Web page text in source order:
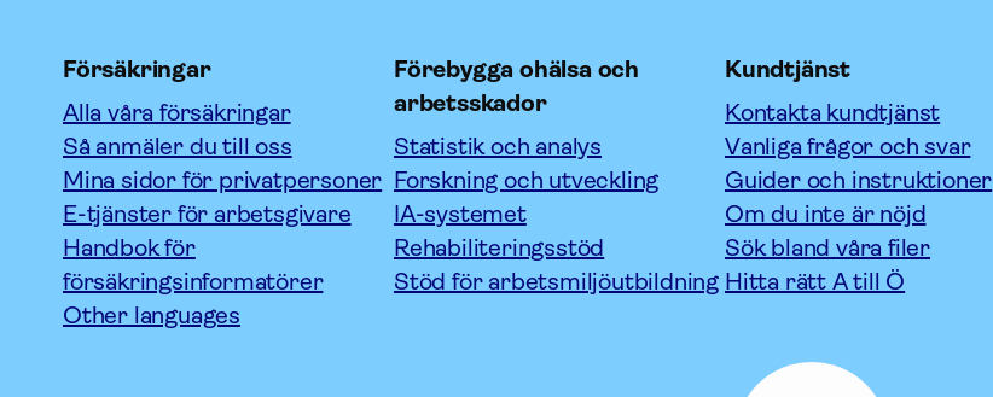
Försäkringar
Alla våra försäkringar
Så anmäler du till oss
Mina sidor för privatpersoner
E-tjänster för arbetsgivare
Handbok för
försäkringsinformatörer
Other languages
Förebygga ohälsa och
arbetsskador
Statistik och analys
Forskning och utveckling
IA-systemet
Rehabiliteringsstöd
Stöd för arbetsmiljöutbildning
Kundtjänst
Kontakta kundtjänst
Vanliga frågor och svar
Guider och instruktioner
Om du inte är nöjd
Sök bland våra filer
Hitta rätt A till Ö
Försäkring